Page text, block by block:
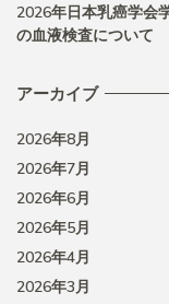
2026年日本乳癌学会
の血液検査について
アーカイブ
2026年8月
2026年7月
2026年6月
2026年5月
2026年4月
2026年3月